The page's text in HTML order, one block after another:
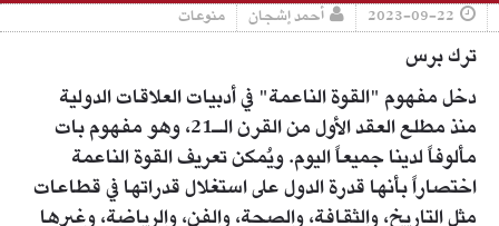
2023-09-22 أحمد إشجان منوعات
ترك برس
دخل مفهوم "القوة الناعمة" في أدبيات العلاقات الدولية
منذ مطلع العقد الأول من القرن الـ21، وهو مفهوم بات
مألوفاً لدينا جميعاً اليوم. ويُمكن تعريف القوة الناعمة
اختصاراً بأنها قدرة الدول على استغلال قدراتها في قطاعات